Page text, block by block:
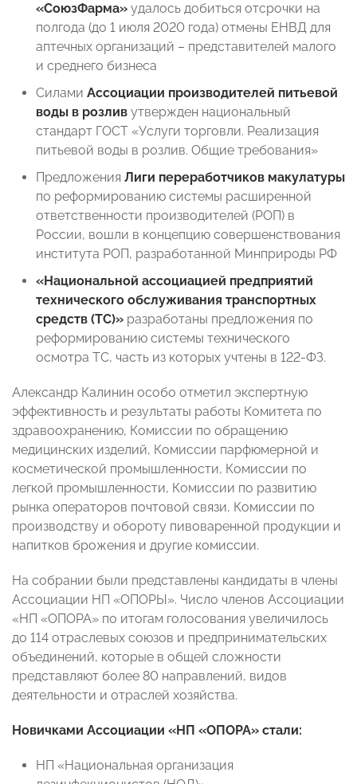
«СоюзФарма» удалось добиться отсрочки на
полгода (до 1 июля 2020 года) отмены ЕНВД для
аптечных организаций – представителей малого
и среднего бизнеса
Силами Ассоциации производителей питьевой
воды в розлив утвержден национальный
стандарт ГОСТ «Услуги торговли. Реализация
питьевой воды в розлив. Общие требования»
Предложения Лиги переработчиков макулатуры
по реформированию системы расширенной
ответственности производителей (РОП) в
России, вошли в концепцию совершенствования
института РОП, разработанной Минприроды РФ
«Национальной ассоциацией предприятий
технического обслуживания транспортных
средств (ТС)» разработаны предложения по
реформированию системы технического
осмотра ТС, часть из которых учтены в 122-ФЗ.
Александр Калинин особо отметил экспертную
эффективность и результаты работы Комитета по
здравоохранению, Комиссии по обращению
медицинских изделий, Комиссии парфюмерной и
косметической промышленности, Комиссии по
легкой промышленности, Комиссии по развитию
рынка операторов почтовой связи, Комиссии по
производству и обороту пивоваренной продукции и
напитков брожения и другие комиссии.
На собрании были представлены кандидаты в члены
Ассоциации НП «ОПОРЫ». Число членов Ассоциации
«НП «ОПОРА» по итогам голосования увеличилось
до 114 отраслевых союзов и предпринимательских
объединений, которые в общей сложности
представляют более 80 направлений, видов
деятельности и отраслей хозяйства.
Новичками Ассоциации «НП «ОПОРА» стали:
НП «Национальная организация